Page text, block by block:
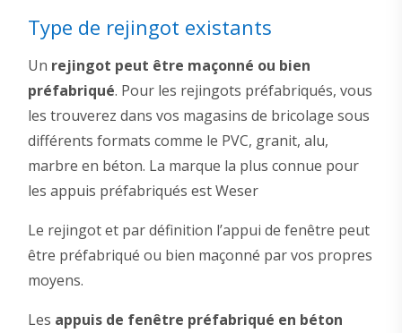
Type de rejingot existants
Un rejingot peut être maçonné ou bien
préfabriqué. Pour les rejingots préfabriqués, vous
les trouverez dans vos magasins de bricolage sous
différents formats comme le PVC, granit, alu,
marbre en béton. La marque la plus connue pour
les appuis préfabriqués est Weser
Le rejingot et par définition l’appui de fenêtre peut
être préfabriqué ou bien maçonné par vos propres
moyens.
Les appuis de fenêtre préfabriqué en béton